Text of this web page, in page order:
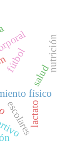
físico
fútbol
salud
escolares
nutrición
lactato